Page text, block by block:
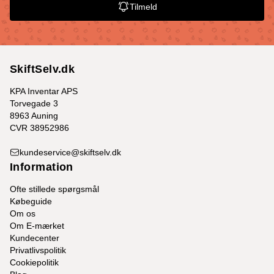
Tilmeld
SkiftSelv.dk
KPA Inventar APS
Torvegade 3
8963 Auning
CVR 38952986
kundeservice@skiftselv.dk
Information
Ofte stillede spørgsmål
Købeguide
Om os
Om E-mærket
Kundecenter
Privatlivspolitik
Cookiepolitik